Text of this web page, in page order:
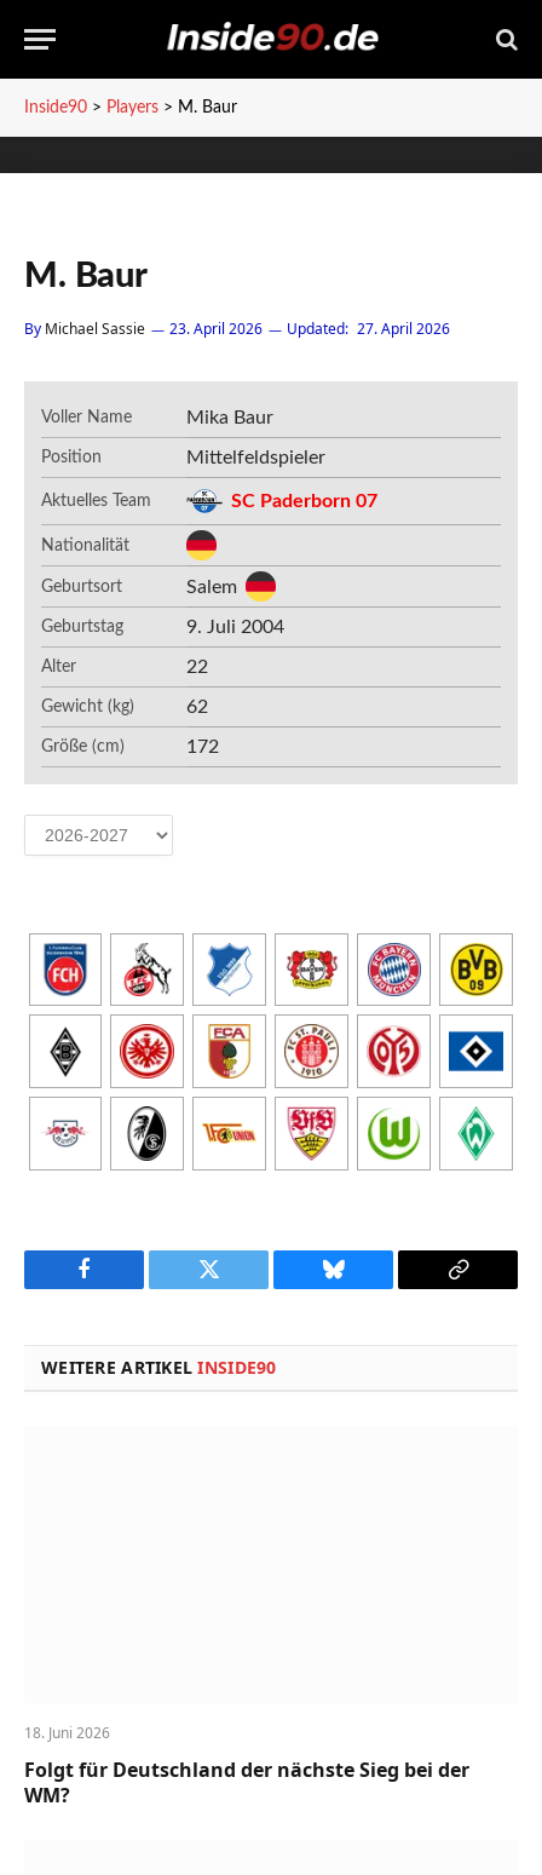
Inside90 > Players > M. Baur
M. Baur
By Michael Sassie 23. April 2026 Updated: 27. April 2026
Voller Name Mika Baur
Position Mittelfeldspieler
Aktuelles Team SC Paderborn 07
Nationalität
Geburtsort Salem
Geburtstag 9. Juli 2004
Alter 22
Gewicht (kg) 62
Größe (cm) 172
Facebook Twitter Bluesky
Copy
WEITERE ARTIKELINSIDE90
18. Juni 2026
Folgt für Deutschland der nächste Sieg bei der
WM?